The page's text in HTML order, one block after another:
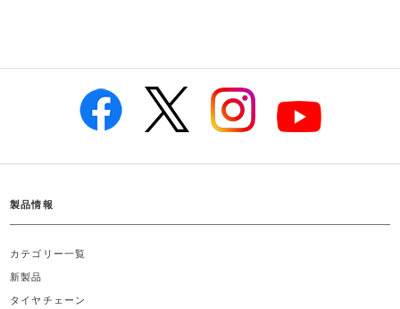
製品情報
カテゴリー一覧
新製品
タイヤチェーン